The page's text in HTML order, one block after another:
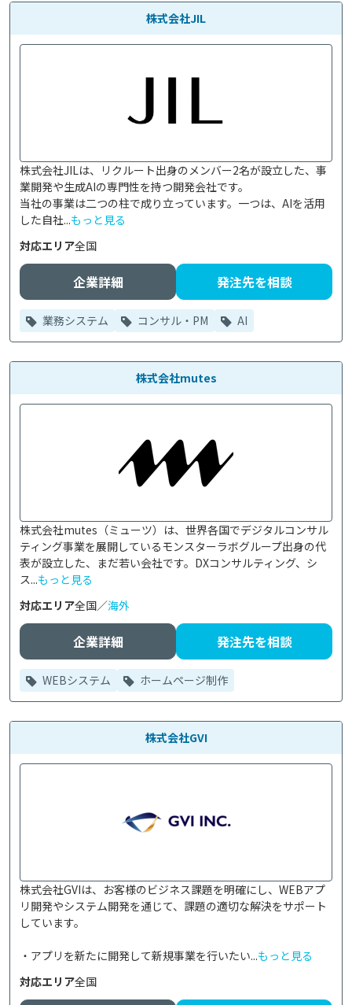
株式会社JIL
株式会社JILは、リクルート出身のメンバー2名が設立した、事
業開発や生成AIの専門性を持つ開発会社です。
当社の事業は二つの柱で成り立っています。一つは、AIを活用
した自社...もっと見る
対応エリア全国
企業詳細 発注先を相談
業務システム コンサル・PM AI
株式会社mutes
株式会社mutes（ミューツ）は、世界各国でデジタルコンサル
ティング事業を展開しているモンスターラボグループ出身の代
表が設立した、まだ若い会社です。DXコンサルティング、シ
ス...もっと見る
対応エリア全国／海外
企業詳細 発注先を相談
WEBシステム ホームページ制作
株式会社GVI
株式会社GVIは、お客様のビジネス課題を明確にし、WEBアプ
リ開発やシステム開発を通じて、課題の適切な解決をサポート
しています。
・アプリを新たに開発して新規事業を行いたい...もっと見る
対応エリア全国